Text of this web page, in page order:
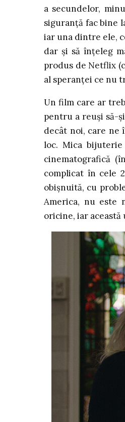
a secundelor,
siguranță fac bine
iar una dintre ele,
dar și să înțeleg
produs de Netflix
al speranței ce nu
Un film care ar
pentru a reuși să-
decât noi, care ne
loc. Mica
cinematografică
complicat în cele
obișnuită, cu
America, nu este
oricine, iar